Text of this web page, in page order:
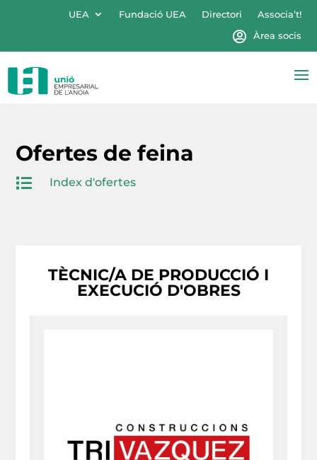
UEA Fundació UEA Directori
Associa’t!
Àrea socis
Ofertes de feina
 Index d'ofertes
TÈCNIC/A DE PRODUCCIÓ I
EXECUCIÓ D'OBRES